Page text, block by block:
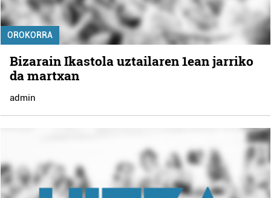
OROKORRA
Bizarain Ikastola uztailaren 1ean jarriko
da martxan
admin